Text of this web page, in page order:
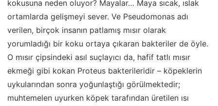
kokusuna neden oluyor? Mayalar… Maya sıcak, ıslak
ortamlarda gelişmeyi sever. Ve Pseudomonas adı
verilen, birçok insanın patlamış mısır olarak
yorumladığı bir koku ortaya çıkaran bakteriler de öyle.
O mısır çipsindeki asıl suçlayıcı da, hafif tatlı mısır
ekmeği gibi kokan Proteus bakterileridir – köpeklerin
uykularından sonra yoğunlaştığı görülmektedir;
muhtemelen uyurken köpek tarafından üretilen ısı